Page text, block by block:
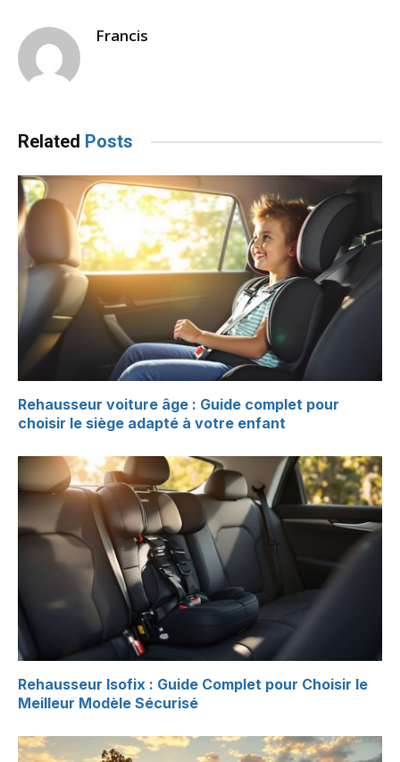
Francis
Related Posts
Rehausseur voiture âge : Guide complet pour
choisir le siège adapté à votre enfant
Rehausseur Isofix : Guide Complet pour Choisir le
Meilleur Modèle Sécurisé